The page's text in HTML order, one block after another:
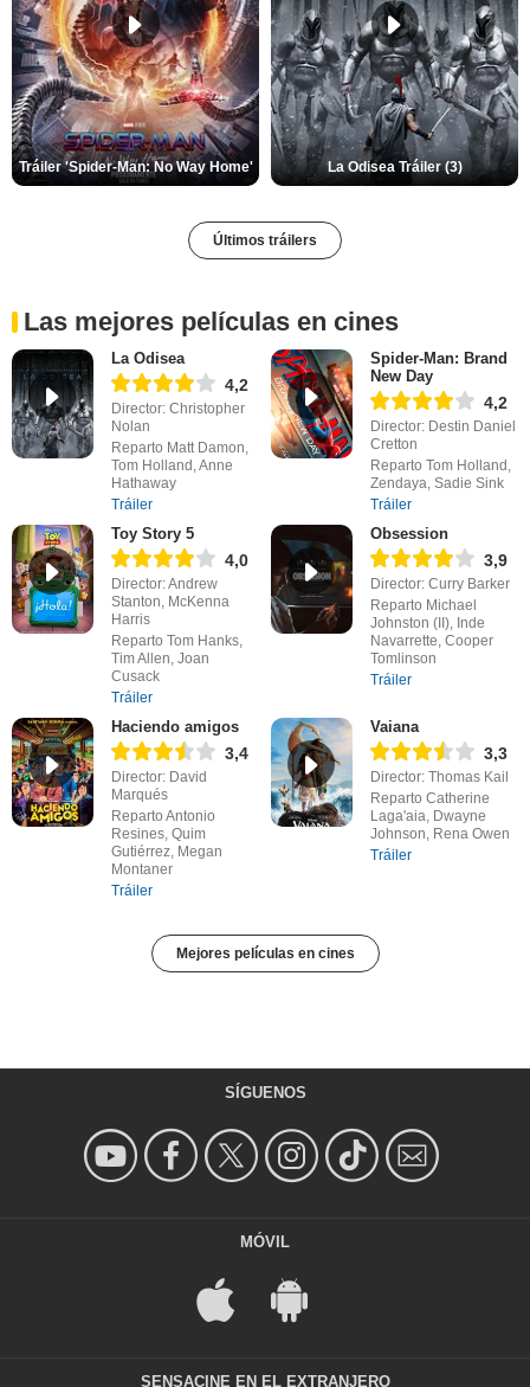
Tráiler 'Spider-Man: No Way Home' La Odisea Tráiler (3)
Últimos tráilers
Las mejores películas en cines
La Odisea
4,2
Director: Christopher
Nolan
Reparto Matt Damon,
Tom Holland, Anne
Hathaway
Tráiler
Spider-Man: Brand
New Day
4,2
Director: Destin Daniel
Cretton
Reparto Tom Holland,
Zendaya, Sadie Sink
Tráiler
Toy Story 5
4,0
Director: Andrew
Stanton, McKenna
Harris
Reparto Tom Hanks,
Tim Allen, Joan
Cusack
Tráiler
Obsession
3,9
Director: Curry Barker
Reparto Michael
Johnston (II), Inde
Navarrette, Cooper
Tomlinson
Tráiler
Haciendo amigos
3,4
Director: David
Marqués
Reparto Antonio
Resines, Quim
Gutiérrez, Megan
Montaner
Tráiler
Vaiana
3,3
Director: Thomas Kail
Reparto Catherine
Laga'aia, Dwayne
Johnson, Rena Owen
Tráiler
Mejores películas en cines
SÍGUENOS
MÓVIL
SENSACINE EN EL EXTRANJERO